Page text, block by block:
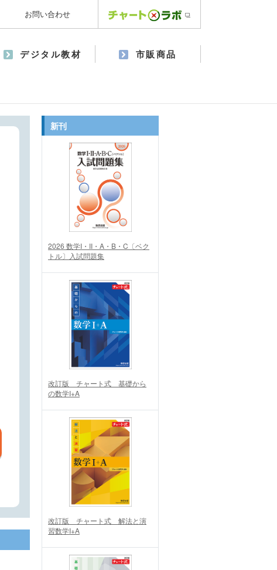
お問い合わせ
デジタル教材 市販商品
新刊
2026 数学I・II・A・B・C〔ベク
トル〕入試問題集
改訂版 チャート式 基礎から
の数学I+A
改訂版 チャート式 解法と演
習数学I+A